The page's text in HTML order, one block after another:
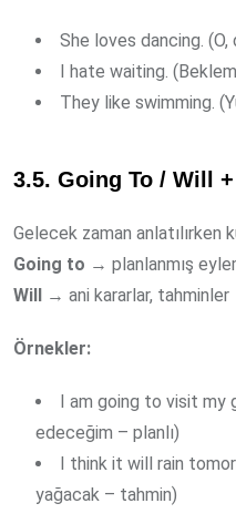
She loves dancing.
I hate waiting.
They like swimming.
3.5. Going To / Will
Gelecek zaman anlatılırken
Going to → planlanmış
Will
→ ani kararlar, tahminler
Örnekler:
I am going to visit my
edeceğim – planlı)
I think it will rain
yağacak – tahmin)